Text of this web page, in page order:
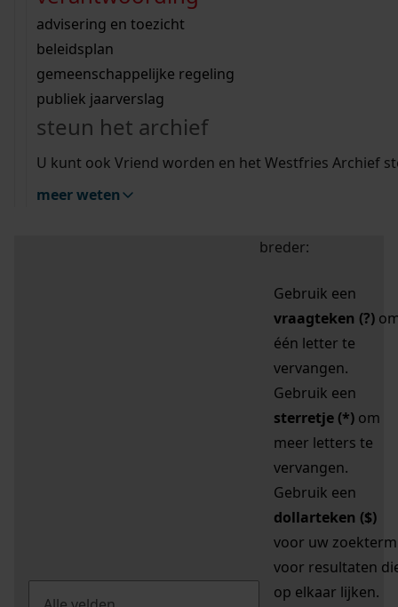
bouwvergunningen
omgevingsvergunningen
vergunningen
beeld en geluid
uitleg nodig?
Wij helpen u op weg met een aantal zoektips.
bekijk alle zoektips
Wij helpen u op weg met een aantal zoektips.
bekijk alle zoektips
bekijk ons geschiedenislokaal
advisering en toezicht
beleidsplan
gemeenschappelijke regeling
publiek jaarverslag
steun het archief
U kunt ook Vriend worden en het Westfries Archief
meer weten
zoektips
Mijn Studiezaal (inloggen)
uw zoekopdracht te
breder:
Gebruik een
vraagteken (?)
één letter te
vervangen.
Gebruik een
sterretje (*) om
meer letters te
vervangen.
Gebruik een
dollarteken ($)
voor uw zoekterm
voor resultaten
op elkaar lijken.